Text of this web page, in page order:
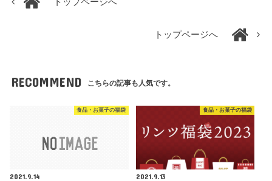
トップページへ
トップページへ
RECOMMEND こちらの記事も人気です。
食品・お菓子の福袋
2021.9.14
食品・お菓子の福袋
2021.9.13